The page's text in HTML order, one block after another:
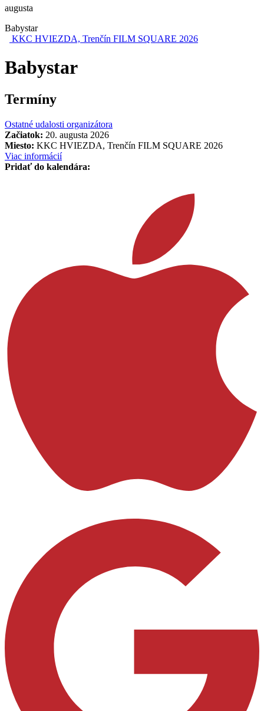
augusta
Babystar
KKC HVIEZDA, Trenčín FILM SQUARE 2026
Babystar
Termíny
Ostatné udalosti organizátora
Začiatok: 20. augusta 2026
Miesto: KKC HVIEZDA, Trenčín FILM SQUARE 2026
Viac informácií
Pridať do kalendára: